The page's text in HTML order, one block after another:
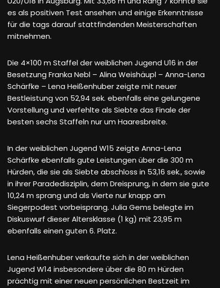
es als positiven Test ansehen und einige Erkenntnisse
für die tags darauf stattfindenden Meisterschaften
mitnehmen.
Die 4×100 m Staffel der weiblichen Jugend U16 in der
Besetzung Franka Nebl – Alina Weishäupl – Anna-Lena
Schärfke – Lena Heißenhuber zeigte mit neuer
Bestleistung von 52,94 sek. ebenfalls eine gelungene
Vorstellung und verfehlte als Siebte das Finale der
besten sechs Staffeln nur um Haaresbreite.
In der weiblichen Jugend W15 zeigte Anna-Lena
Schärfke ebenfalls gute Leistungen über die 300 m
Hürden, die sie als Siebte abschloss in 53,16 sek., sowie
in ihrer Paradedisziplin, dem Dreisprung, in dem sie gute
10,24 m sprang und als Vierte nur knapp am
Siegerpodest vorbeisprang. Julia Gems belegte im
Diskuswurf dieser Altersklasse (1 kg) mit 23,95 m
ebenfalls einen guten 6. Platz.
Lena Heißenhuber verkaufte sich in der weiblichen
Jugend W14 insbesondere über die 80 m Hürden
prächtig mit einer neuen persönlichen Bestzeit im